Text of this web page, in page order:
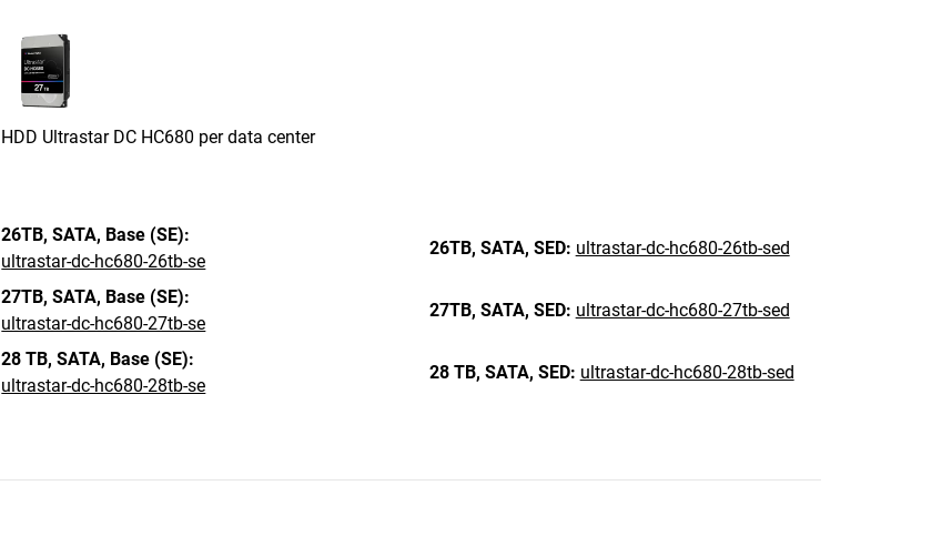
HDD Ultrastar DC HC680 per data center
26TB, SATA, Base (SE):
ultrastar-dc-hc680-26tb-se
26TB, SATA, SED: ultrastar-dc-hc680-26tb-sed
27TB, SATA, Base (SE):
ultrastar-dc-hc680-27tb-se
27TB, SATA, SED: ultrastar-dc-hc680-27tb-sed
28 TB, SATA, Base (SE):
ultrastar-dc-hc680-28tb-se
28 TB, SATA, SED: ultrastar-dc-hc680-28tb-sed